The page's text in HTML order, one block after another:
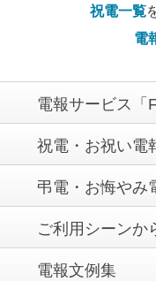
祝電一覧
電
電報サービス「
祝電・お祝い電
弔電・お悔やみ
ご利用シーンか
電報文例集